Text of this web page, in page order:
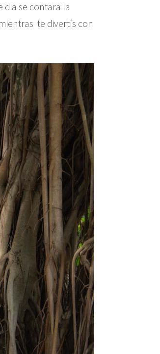
dia se contara la
te divertís con